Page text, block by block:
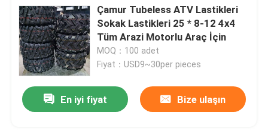
Hakkımızda
Fabrika turu
Kalite kontrol
Çamur Tubeless ATV Lastikleri
Sokak Lastikleri 25 * 8-12 4x4
Tüm Arazi Motorlu Araç İçin
MOQ：100 adet
Fiyat：USD9~30per pieces
En iyi fiyat Bize ulaşın